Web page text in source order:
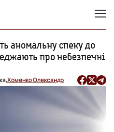
аномальну спеку до
про небезпечні
Хоменко Олександр